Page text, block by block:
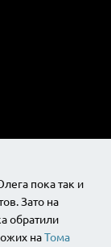
пока так и
Зато на
обратили
наТома